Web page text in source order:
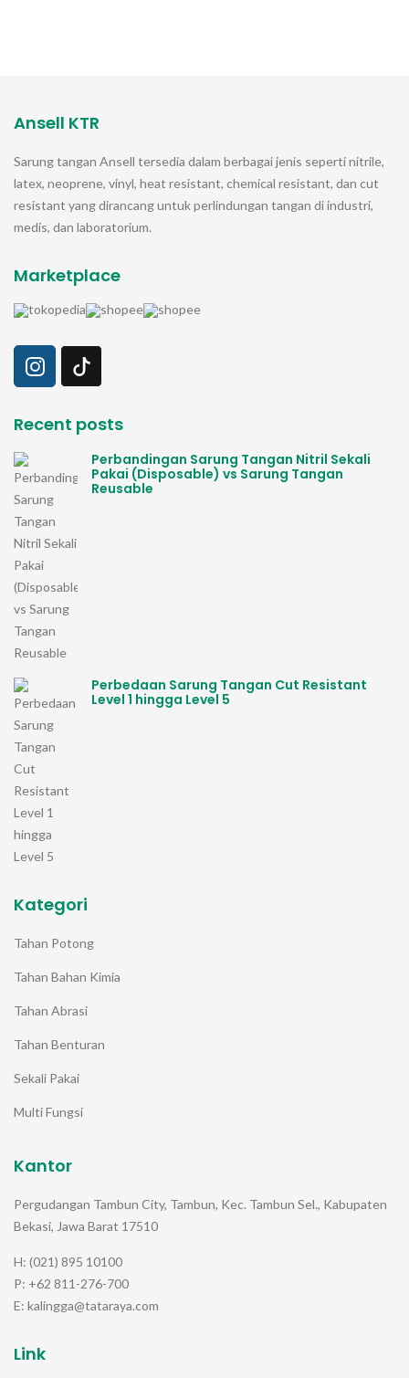
Ansell KTR
Sarung tangan Ansell tersedia dalam berbagai jenis seperti nitrile,
latex, neoprene, vinyl, heat resistant, chemical resistant, dan cut
resistant yang dirancang untuk perlindungan tangan di industri,
medis, dan laboratorium.
Marketplace
Recent posts
Perbandingan Sarung Tangan Nitril Sekali
Pakai (Disposable) vs Sarung Tangan
Reusable
Perbedaan Sarung Tangan Cut Resistant
Level 1 hingga Level 5
Kategori
Tahan Potong
Tahan Bahan Kimia
Tahan Abrasi
Tahan Benturan
Sekali Pakai
Multi Fungsi
Kantor
Pergudangan Tambun City, Tambun, Kec. Tambun Sel., Kabupaten
Bekasi, Jawa Barat 17510
H: (021) 895 10100
P: +62 811-276-700
E: kalingga@tataraya.com
Link